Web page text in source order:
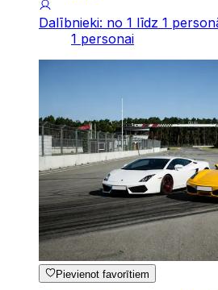
Dalībnieki: no 1 līdz 1
1 personai
Pievienot favorītiem